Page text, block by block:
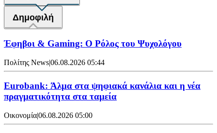
Δημοφιλή
Έφηβοι & Gaming: Ο Ρόλος του Ψυχολόγου
Πολίτης News|06.08.2026 05:44
Eurobank: Άλμα στα ψηφιακά κανάλια και η νέα
πραγματικότητα στα ταμεία
Οικονομία|06.08.2026 05:00